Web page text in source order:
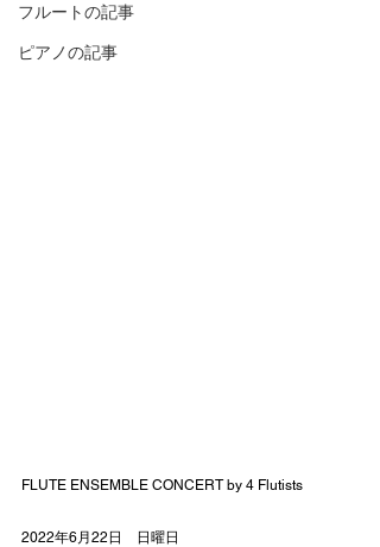
フルートの記事
ピアノの記事
FLUTE ENSEMBLE CONCERT by 4 Flutists
2022年6月22日　日曜日